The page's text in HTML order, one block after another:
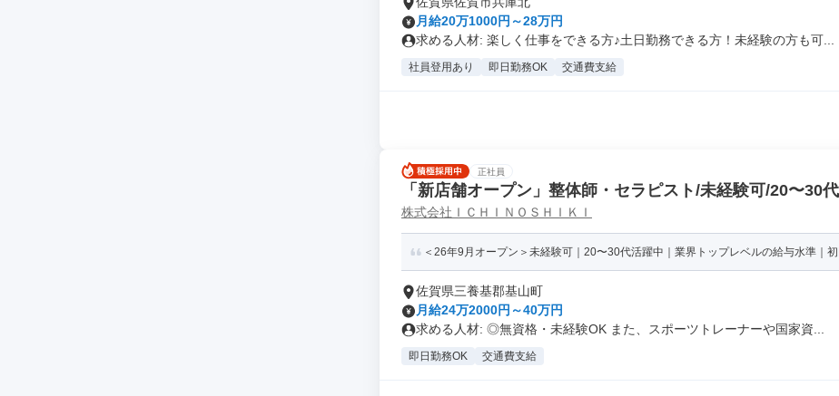
月給20万1000円～28万円
求める人材: 楽しく仕事をできる方♪土日勤務できる方！未経験の方も可...
社員登用あり 即日勤務OK 交通費支給
正社員
「新店舗オープン」整体師・セラピスト/未経験可/20〜30
株式会社ＩＣＨＩＮＯＳＨＩＫＩ
＜26年9月オープン＞未経験可｜20〜30代活躍中｜業界トップレベルの給与水準｜
佐賀県三養基郡基山町
月給24万2000円～40万円
求める人材: ◎無資格・未経験OK また、スポーツトレーナーや国家資...
即日勤務OK 交通費支給